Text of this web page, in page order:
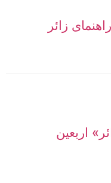
زائر
اربعین